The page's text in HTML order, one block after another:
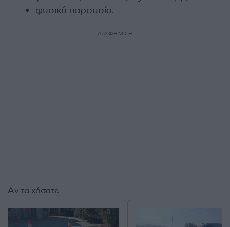
φυσική παρουσία.
ΔΙΑΦΗΜΙΣΗ
Αν τα χάσατε